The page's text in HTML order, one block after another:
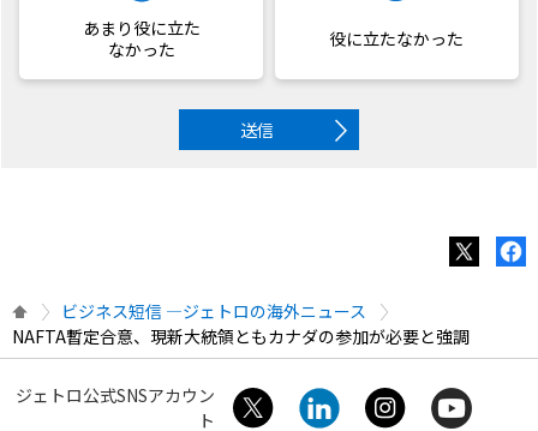
あまり役に立た
なかった
役に立たなかった
送信
ビジネス短信 ―ジェトロの海外ニュース
NAFTA暫定合意、現新大統領ともカナダの参加が必要と強調
ジェトロ公式SNSアカウン
ト